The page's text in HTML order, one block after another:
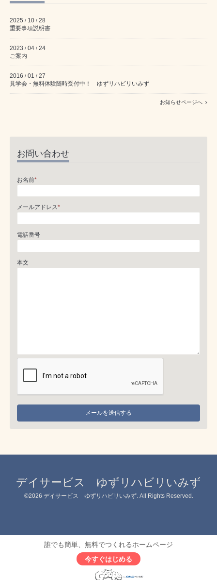
2025 / 10 / 28
重要事項説明書
2023 / 04 / 24
ご案内
2016 / 01 / 27
見学会・無料体験随時受付中！ ゆずリハビリいみず
お知らせページへ
お問い合わせ
お名前*
メールアドレス*
電話番号
本文
デイサービス ゆずリハビリいみず
©2026 デイサービス ゆずリハビリいみず. All Rights Reserved.
誰でも簡単、無料でつくれるホームページ
今すぐはじめる